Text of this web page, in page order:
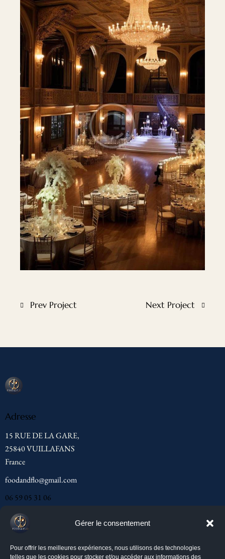
Gérer le consentement
Pour offrir les meilleures expériences, nous utilisons des technologies
telles que les cookies pour stocker et/ou accéder aux informations des
Prev Project Next Project
Adresse
15 RUE DE LA GARE,
25840 VUILLAFANS
France
foodandflo@gmail.com
06 59 05 31 06
Menu
Accueil